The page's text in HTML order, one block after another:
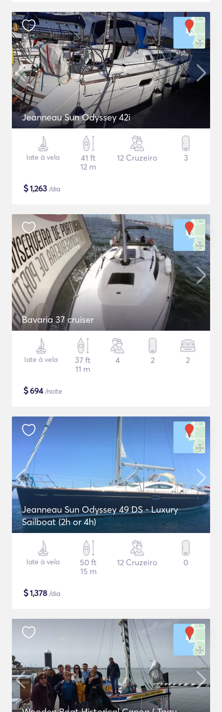
Jeanneau Sun Odyssey 42i
Iate à vela
41 ft
12 m
12 Cruzeiro 3
$1,263 /dia
Bavaria 37 cruiser
Iate à vela
37 ft
11 m
4 2 2
$694/noite
Jeanneau Sun Odyssey 49 DS - Luxury
Sailboat (2h or 4h)
Iate à vela
50 ft
15 m
12 Cruzeiro 0
$1,378 /dia